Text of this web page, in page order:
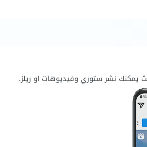
يمكنك نشر ستوري وفيديوهات او ريلز.